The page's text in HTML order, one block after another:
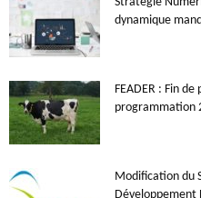
dynamique
FEADER : Fin
programmation
Modification du
Développement